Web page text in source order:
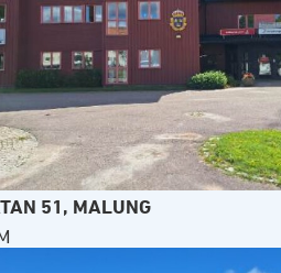
51, MALUNG